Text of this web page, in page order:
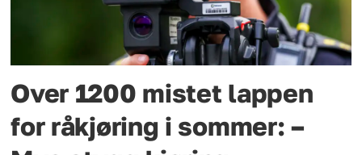
Over 1200 mistet lappen
for råkjøring i sommer: –